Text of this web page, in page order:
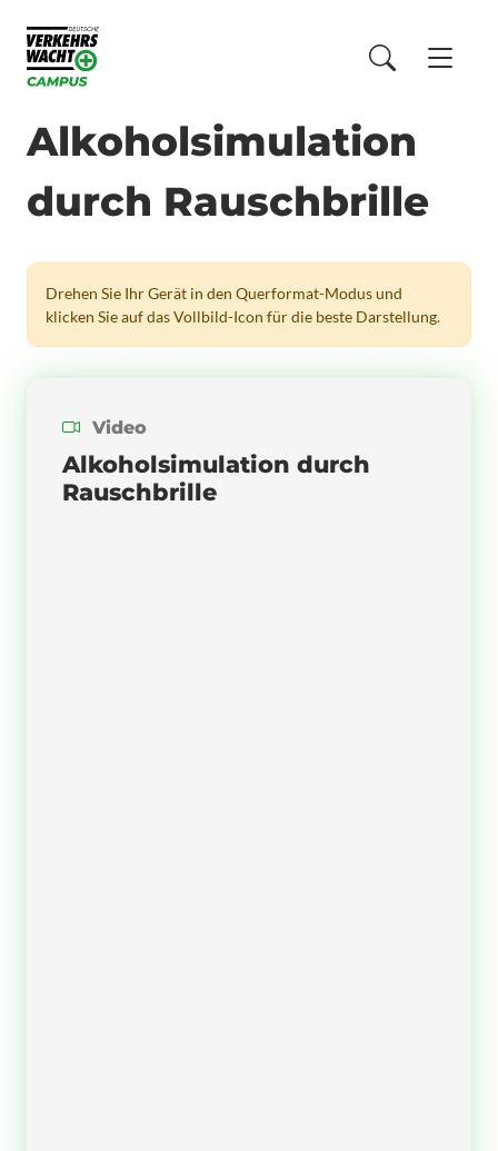
Alkoholsimulation
durch Rauschbrille
Drehen Sie Ihr Gerät in den Querformat-Modus und
klicken Sie auf das Vollbild-Icon für die beste Darstellung.
Video
Alkoholsimulation durch
Rauschbrille